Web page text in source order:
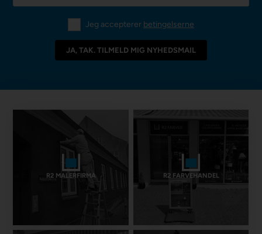
Jeg accepterer betingelserne
R2 MALERFIRMA R2 FARVEHANDEL